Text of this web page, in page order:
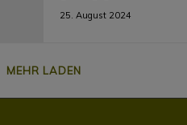
25. August 2024
MEHR LADEN